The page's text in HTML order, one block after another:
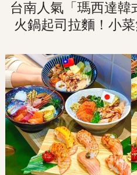
台南人氣「瑪西達韓
火鍋起司拉麵！小